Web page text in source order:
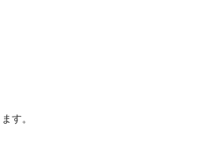
す。